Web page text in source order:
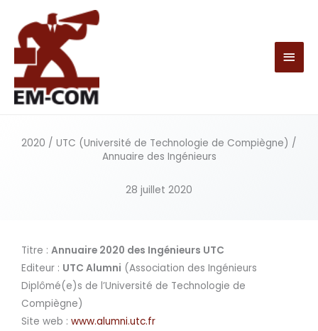
contenu
2020 / UTC (Université de Technologie de Compiègne) /
Annuaire des Ingénieurs
28 juillet 2020
Titre : Annuaire 2020 des Ingénieurs UTC
Editeur : UTC Alumni (Association des Ingénieurs
Diplômé(e)s de l’Université de Technologie de
Compiègne)
Site web : www.alumni.utc.fr